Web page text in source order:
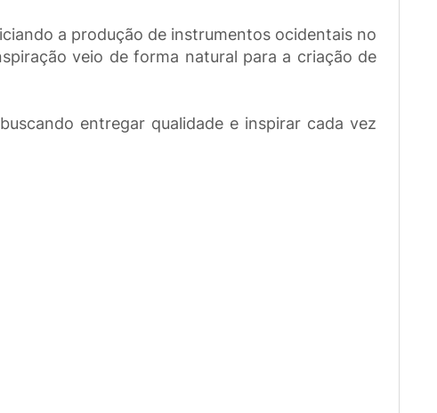
a produção de instrumentos ocidentais no
veio de forma natural para a criação de
entregar qualidade e inspirar cada vez